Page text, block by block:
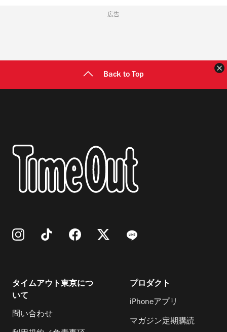
広告
Back to Top
タイムアウト東京につ
いて
問い合わせ
プロダクト
iPhoneアプリ
マガジン定期購読